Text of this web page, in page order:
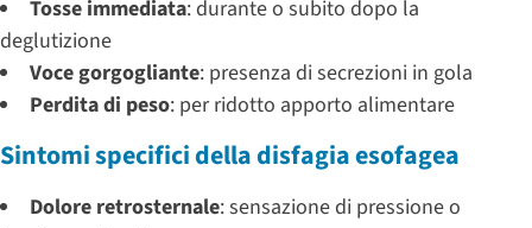
Tosse immediata: durante o subito dopo la
deglutizione
Voce gorgogliante: presenza di secrezioni in gola
Perdita di peso: per ridotto apporto alimentare
Sintomi specifici della disfagia esofagea
Dolore retrosternale: sensazione di pressione o